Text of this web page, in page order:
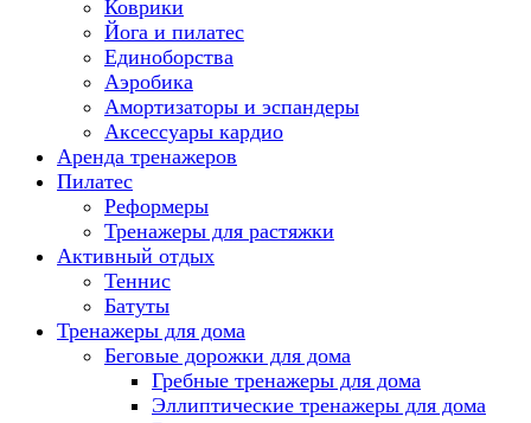
Коврики
Йога и пилатес
Единоборства
Аэробика
Амортизаторы и эспандеры
Аксессуары кардио
Аренда тренажеров
Пилатес
Реформеры
Тренажеры для растяжки
Активный отдых
Теннис
Батуты
Тренажеры для дома
Беговые дорожки для дома
Гребные тренажеры для дома
Эллиптические тренажеры для дома